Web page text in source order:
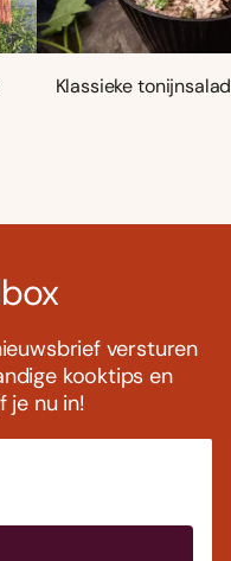
Klassieke
versturen
kooktips en
je nu in!